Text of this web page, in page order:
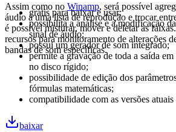
Assim como no Winamp, será possível
áudio a uma lista de reprodução e trocar
é possível misturar, mover e deletar as
recursos para monitoramento de alterações
bandas de som específicas.
grátis para baixar e usar;
possibilita a análise e a modificação
sinal de áudio;
possui um gerador de som integrado;
permite a gravação de toda a saída
no disco rígido;
possibilidade de edição dos
fórmulas matemáticas;
compatibilidade com as versões
baixar